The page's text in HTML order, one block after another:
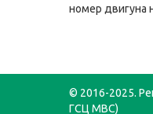
номер двигуна
© 2016-2025.
ГСЦ МВС)